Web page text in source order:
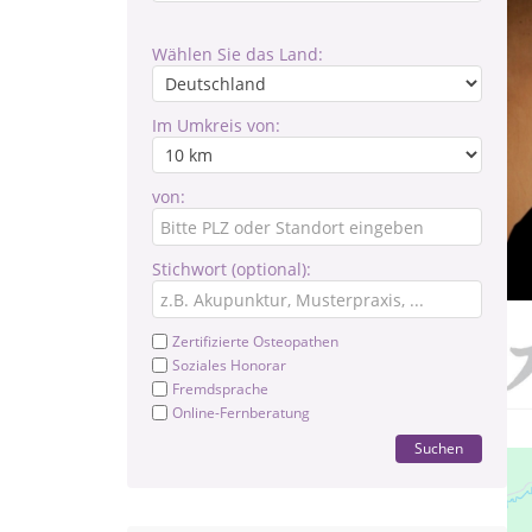
Wählen Sie das Land:
Im Umkreis von:
von:
Stichwort (optional):
Zertifizierte Osteopathen
Soziales Honorar
Fremdsprache
Online-Fernberatung
Suchen